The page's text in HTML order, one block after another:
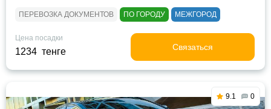
ПЕРЕВОЗКА ДОКУМЕНТОВ ПО ГОРОДУ МЕЖГОРОД
Цена посадки
1234 тенге Связаться
9.1 0